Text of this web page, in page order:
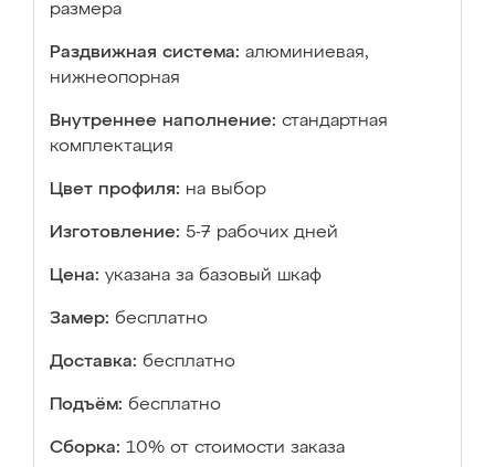
размера
Раздвижная система: алюминиевая,
нижнеопорная
Внутреннее наполнение: стандартная
комплектация
Цвет профиля: на выбор
Изготовление: 5-7 рабочих дней
Цена: указана за базовый шкаф
Замер: бесплатно
Доставка: бесплатно
Подъём: бесплатно
Сборка: 10% от стоимости заказа